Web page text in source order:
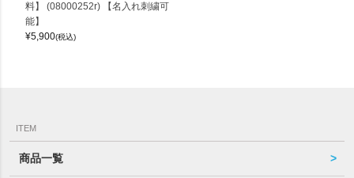
料】 (08000252r) 【名入れ刺繍可
能】
¥5,900(税込)
ITEM
商品一覧